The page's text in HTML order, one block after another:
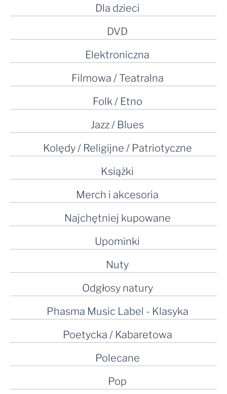
Dla dzieci
DVD
Elektroniczna
Filmowa / Teatralna
Folk / Etno
Jazz / Blues
Kolędy / Religijne / Patriotyczne
Książki
Merch i akcesoria
Najchętniej kupowane
Upominki
Nuty
Odgłosy natury
Phasma Music Label - Klasyka
Poetycka / Kabaretowa
Polecane
Pop